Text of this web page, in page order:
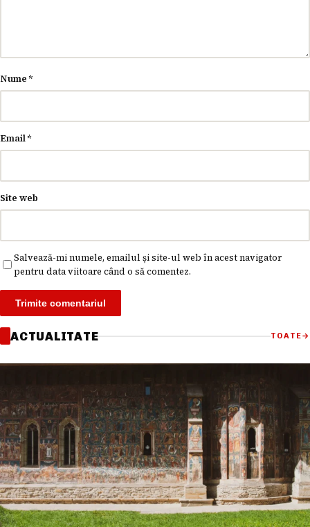
Nume*
Email*
Site web
Salvează-mi numele, emailul și site-ul web în acest navigator
pentru data viitoare când o să comentez.
ACTUALITATE TOATE→